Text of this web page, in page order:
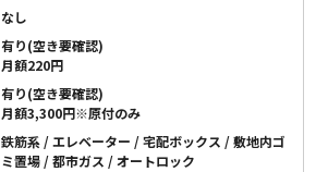
なし
有り(空き要確認)
月額220円
有り(空き要確認)
月額3,300円※原付のみ
鉄筋系 / エレベーター / 宅配ボックス / 敷地内ゴ
ミ置場 / 都市ガス / オートロック